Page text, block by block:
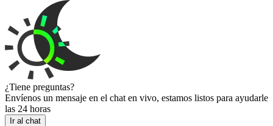
¿Tiene preguntas?
Envíenos un mensaje en el chat en vivo, estamos listos para ayudarle
las 24 horas
Ir al chat